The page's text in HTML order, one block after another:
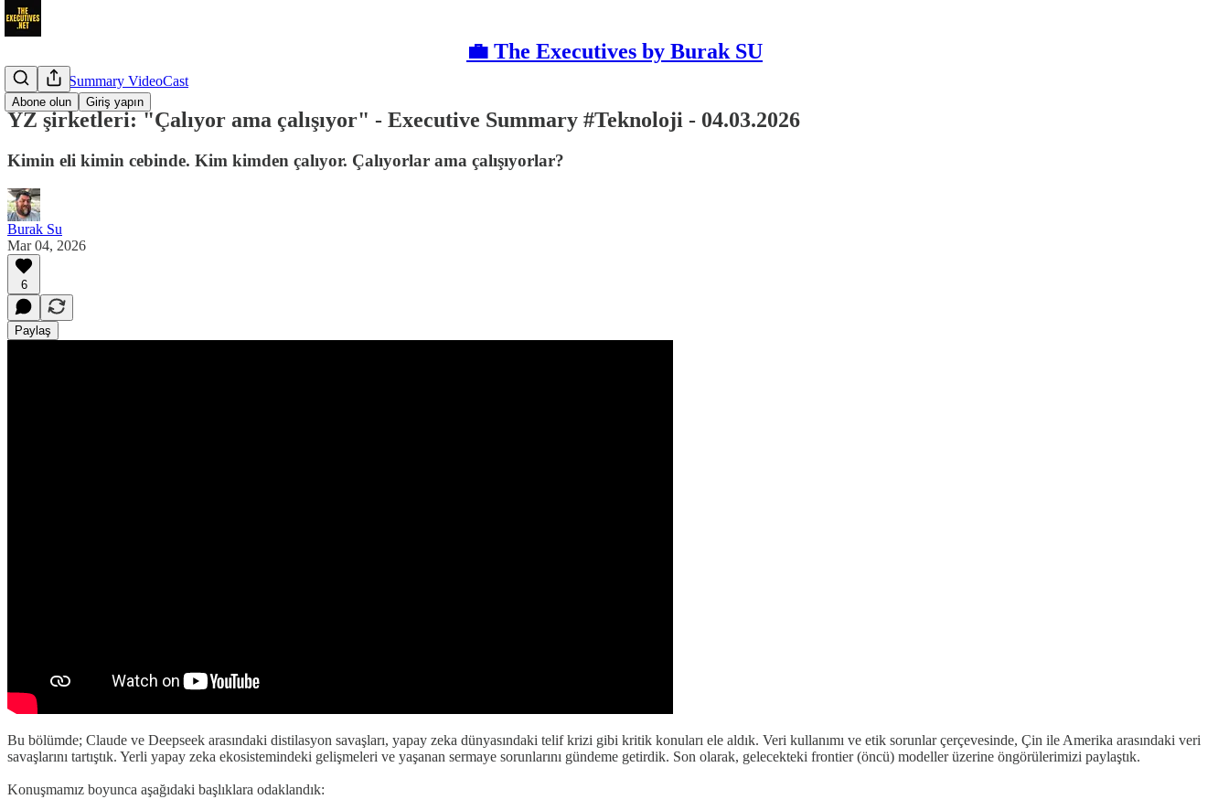
💼 The Executives by Burak SU
Abone olun Giriş yapın
Executive Summary VideoCast
YZ şirketleri: "Çalıyor ama çalışıyor" - Executive Summary #Teknoloji - 04.03.2026
Kimin eli kimin cebinde. Kim kimden çalıyor. Çalıyorlar ama çalışıyorlar?
Burak Su
Mar 04, 2026
6
Paylaş
Bu bölümde; Claude ve Deepseek arasındaki distilasyon savaşları, yapay zeka dünyasındaki telif krizi gibi kritik konuları ele aldık. Veri kullanımı ve etik sorunlar çerçevesinde, Çin ile Amerika arasındaki veri
savaşlarını tartıştık. Yerli yapay zeka ekosistemindeki gelişmeleri ve yaşanan sermaye sorunlarını gündeme getirdik. Son olarak, gelecekteki frontier (öncü) modeller üzerine öngörülerimizi paylaştık.
Konuşmamız boyunca aşağıdaki başlıklara odaklandık: